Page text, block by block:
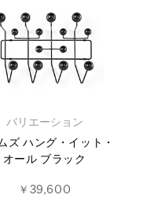
バリエーション
ズ ハング・イット・
オール ブラック
￥39,600